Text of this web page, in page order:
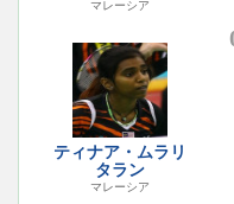
マレーシア
ティナア・ムラリ
タラン
マレーシア